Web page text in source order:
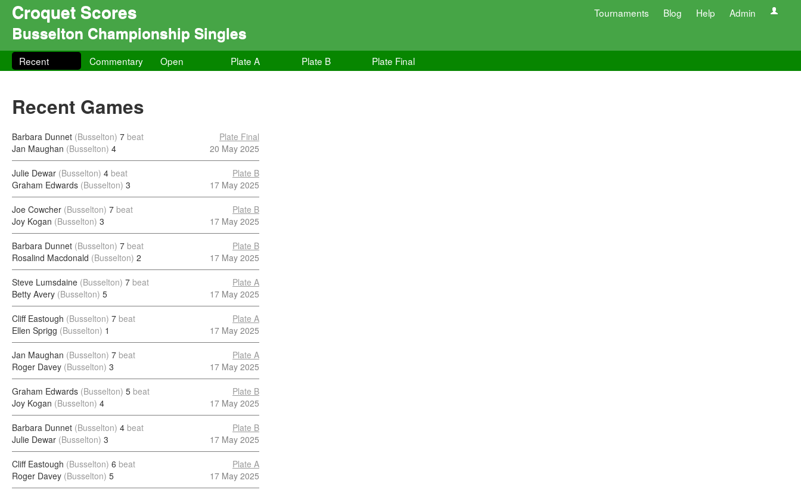
Croquet Scores Tournaments Blog Help Admin
Busselton Championship Singles
Recent Commentary Open Plate A Plate B Plate Final
Recent Games
Barbara Dunnet (Busselton) 7 beat
Jan Maughan (Busselton) 4
Plate Final
20 May 2025
Julie Dewar (Busselton) 4 beat
Graham Edwards (Busselton) 3
Plate B
17 May 2025
Joe Cowcher (Busselton) 7 beat
Joy Kogan (Busselton) 3
Plate B
17 May 2025
Barbara Dunnet (Busselton) 7 beat
Rosalind Macdonald (Busselton) 2
Plate B
17 May 2025
Steve Lumsdaine (Busselton) 7 beat
Betty Avery (Busselton) 5
Plate A
17 May 2025
Cliff Eastough (Busselton) 7 beat
Ellen Sprigg (Busselton) 1
Plate A
17 May 2025
Jan Maughan (Busselton) 7 beat
Roger Davey (Busselton) 3
Plate A
17 May 2025
Graham Edwards (Busselton) 5 beat
Joy Kogan (Busselton) 4
Plate B
17 May 2025
Barbara Dunnet (Busselton) 4 beat
Julie Dewar (Busselton) 3
Plate B
17 May 2025
Cliff Eastough (Busselton) 6 beat
Roger Davey (Busselton) 5
Plate A
17 May 2025